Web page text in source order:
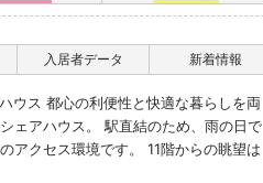
ウス 都心の利便性と快適な暮らしを両
ェアハウス。 駅直結のため、雨の日で
アクセス環境です。 11階からの眺望は
入居者データ 新着情報